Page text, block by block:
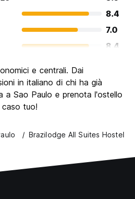
8.4
7.0
8.4
8.7
e centrali. Dai
in italiano di chi ha già
a Sao Paulo e prenota l'ostello
tuo!
Brazilodge All Suites Hostel